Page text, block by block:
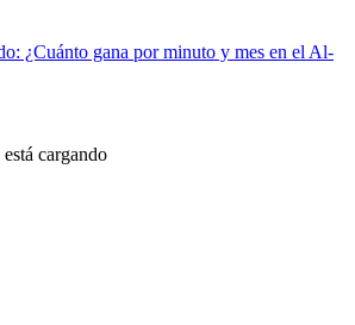
¿Cuánto gana por minuto y mes en el Al-
cargando